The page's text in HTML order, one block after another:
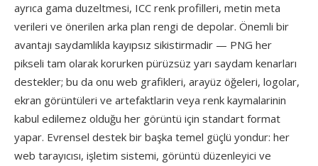
ayrıca gama duzeltmesi, ICC renk profilleri, metin meta
verileri ve önerilen arka plan rengi de depolar. Önemli bir
avantajı saydamlikla kayıpsız sikistirmadir — PNG her
pikseli tam olarak korurken pürüzsüz yarı saydam kenarları
destekler; bu da onu web grafikleri, arayüz öğeleri, logolar,
ekran görüntüleri ve artefaktlarin veya renk kaymalarinin
kabul edilemez olduğu her görüntü için standart format
yapar. Evrensel destek bir başka temel güçlü yondur: her
web tarayıcısı, işletim sistemi, görüntü düzenleyici ve